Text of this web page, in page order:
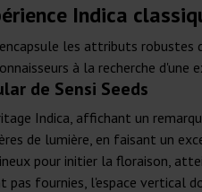
Indica
les attributs robustes
à la recherche d'une
de Sensi Seeds
Indica, affichant un
de lumière, en faisant un
pour initier la floraison,
fournies, l'espace vertical